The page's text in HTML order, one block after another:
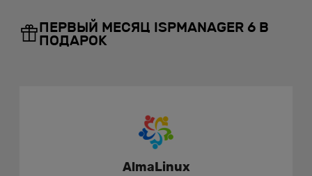
ПЕРВЫЙ МЕСЯЦ ISPMANAGER 6 В
ПОДАРОК
AlmaLinux